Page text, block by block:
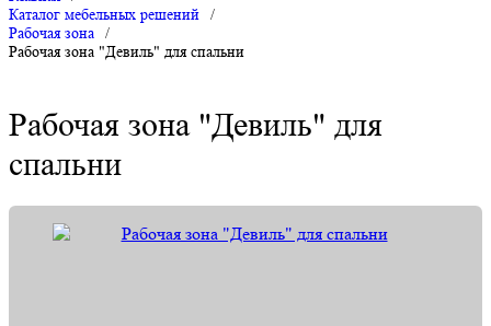
Каталог мебельных решений
/
Рабочая зона
/
Рабочая зона "Девиль" для спальни
Рабочая зона "Девиль" для
спальни